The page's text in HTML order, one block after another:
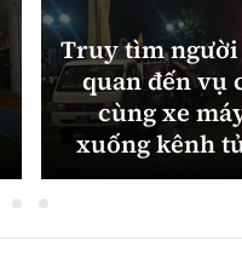
Truy tìm
quan đến vụ
cùng xe
xuống kênh